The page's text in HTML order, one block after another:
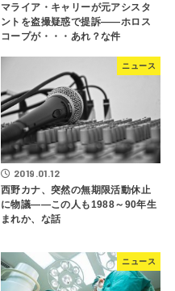
マライア・キャリーが元アシスタ
ントを盗撮疑惑で提訴――ホロス
コープが・・・あれ？な件
ニュース
2019.01.12
西野カナ、突然の無期限活動休止
に物議――この人も1988～90年生
まれか、な話
ニュース